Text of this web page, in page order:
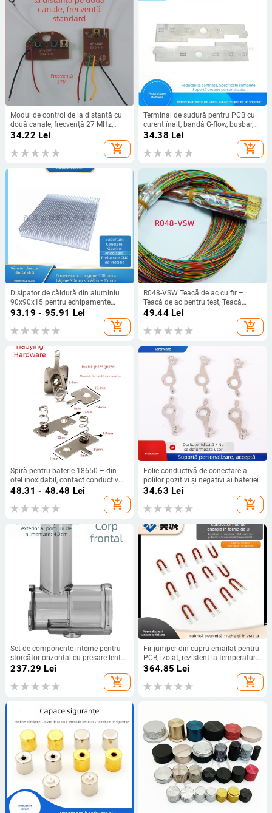
Modul de control de la distanță cu
două canale, frecvență 27 MHz,
accesorii pentru jucării și piese
34.22 Lei
add_shopping_cart
Terminal de sudură pentru PCB cu
curent înalt, bandă G-flow, busbar,
accesorii electronice – bandă de
34.38 Lei
add_shopping_cart
Disipator de căldură din aluminiu
90x90x15 pentru echipamente
electronice, Model 9015, răcire
prelucrare la comandă
93.19 - 95.91 Lei
add_shopping_cart
R048-VSW Teacă de ac cu fir –
Teacă de ac pentru test, Teacă
ejector pentru ac, Teacă pentru
49.44Lei
add_shopping_cart
Spiră pentru baterie 18650 – din
oțel inoxidabil, contact conductiv
nichelat
48.31 - 48.48 Lei
add_shopping_cart
Folie conductivă de conectare a
polilor pozitivi și negativi ai bateriei
34.63 Lei
add_shopping_cart
Set de componente interne pentru
storcător orizontal cu presare lentă,
diametru mic
237.29 Lei
add_shopping_cart
Fir jumper din cupru emailat pentru
PCB, izolat, rezistent la temperaturi
înalte, diametru 2,5 mm, pentru
364.85 Lei
add_shopping_cart